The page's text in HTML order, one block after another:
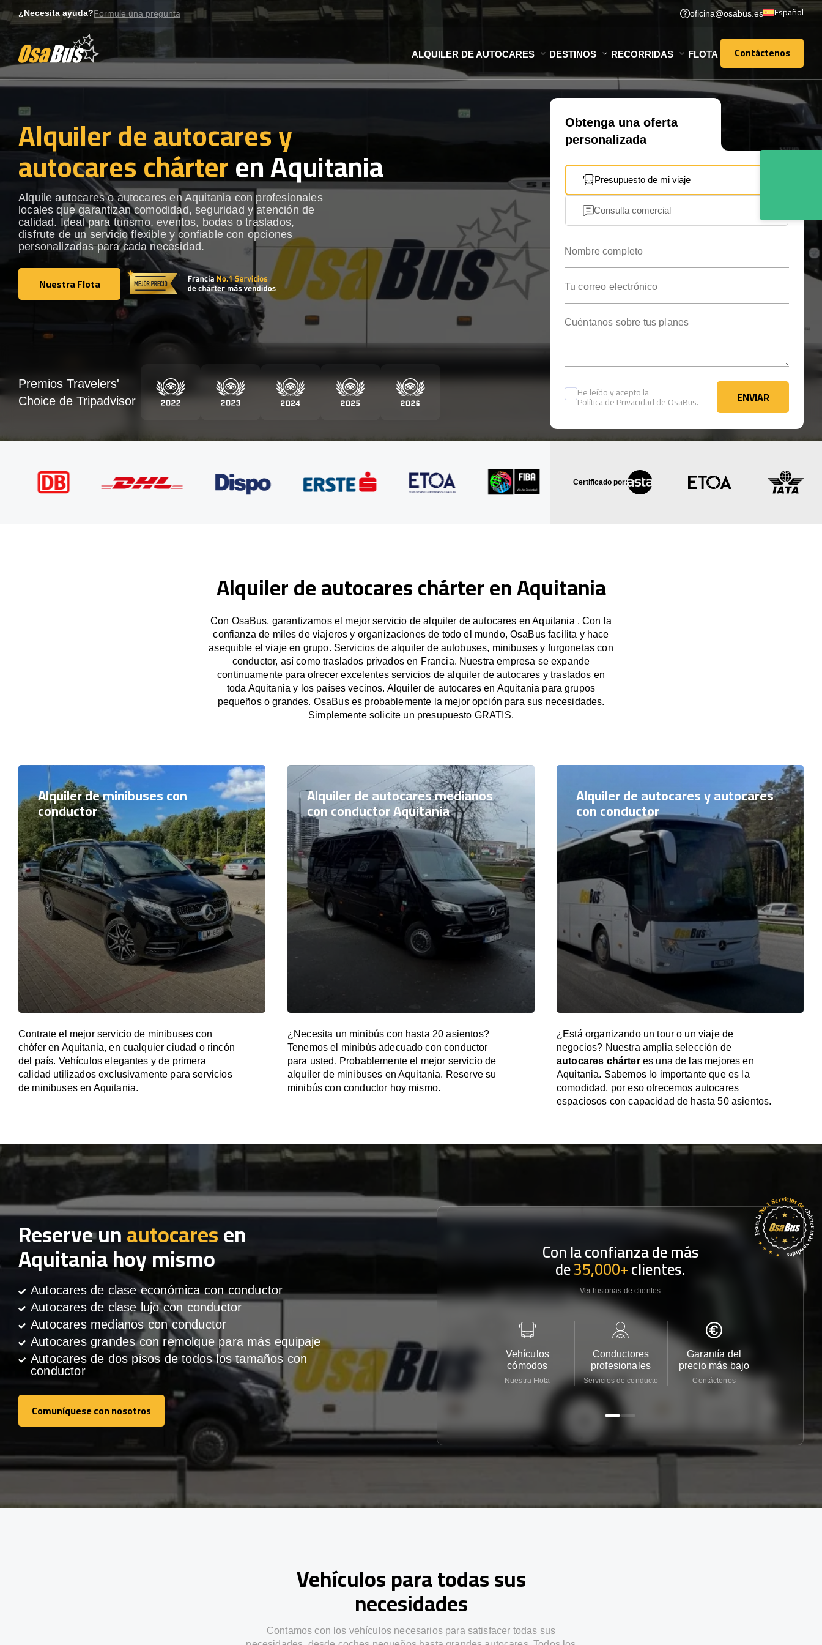
to
¿Necesita ayuda?Formule una pregunta oficina@osabus.es Español
ALQUILER DE AUTOCARES DESTINOS RECORRIDAS FLOTA Contáctenos
Contáctenos
Alquiler de autocares y
autocares chárteren Aquitania
Alquile autocares o autocares en Aquitania con profesionales
locales que garantizan comodidad, seguridad y atención de
calidad. Ideal para turismo, eventos, bodas o traslados,
disfrute de un servicio flexible y confiable con opciones
personalizadas para cada necesidad.
Nuestra Flota
Nuestra Flota
Obtenga una oferta
personalizada
Presupuesto de mi viaje
Consulta comercial
He leído y acepto la
Política de Privacidadde OsaBus. ENVIAR
ENVIAR
Premios Travelers'
Choice de Tripadvisor
Certificado por:
Alquiler de autocares chárter en Aquitania
Con OsaBus, garantizamos el mejor servicio de alquiler de autocares en Aquitania . Con la
confianza de miles de viajeros y organizaciones de todo el mundo, OsaBus facilita y hace
asequible el viaje en grupo. Servicios de alquiler de autobuses, minibuses y furgonetas con
conductor, así como traslados privados en Francia. Nuestra empresa se expande
continuamente para ofrecer excelentes servicios de alquiler de autocares y traslados en
toda Aquitania y los países vecinos. Alquiler de autocares en Aquitania para grupos
pequeños o grandes. OsaBus es probablemente la mejor opción para sus necesidades.
Simplemente solicite un presupuesto GRATIS.
Alquiler de minibuses con
conductor
Contrate el mejor servicio de minibuses con
chófer en Aquitania, en cualquier ciudad o rincón
del país. Vehículos elegantes y de primera
calidad utilizados exclusivamente para servicios
de minibuses en Aquitania.
Alquiler de autocares medianos
con conductor Aquitania
¿Necesita un minibús con hasta 20 asientos?
Tenemos el minibús adecuado con conductor
para usted. Probablemente el mejor servicio de
alquiler de minibuses en Aquitania. Reserve su
minibús con conductor hoy mismo.
Alquiler de autocares y autocares
con conductor
¿Está organizando un tour o un viaje de
negocios? Nuestra amplia selección de
autocares chárteres una de las mejores en
Aquitania. Sabemos lo importante que es la
comodidad, por eso ofrecemos autocares
espaciosos con capacidad de hasta 50 asientos.
Reserve unautocaresen
Aquitania hoy mismo
Autocares de clase económica con conductor
Autocares de clase lujo con conductor
Autocares medianos con conductor
Autocares grandes con remolque para más equipaje
Autocares de dos pisos de todos los tamaños con
conductor
Comuníquese con nosotros
Comuníquese con nosotros
Con la confianza de más
de35,000+clientes.
Ver historias de clientes
Vehículos
cómodos
Nuestra Flota
Conductores
profesionales
Servicios de conducto
Garantía del
precio más bajo
Contáctenos
Vehículos para todas sus
necesidades
Contamos con los vehículos necesarios para satisfacer todas sus